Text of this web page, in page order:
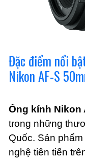
Đặc điểm nổi
Nikon AF-S
Ống kính Nikon
trong những
Quốc. Sản
nghệ tiên tiến